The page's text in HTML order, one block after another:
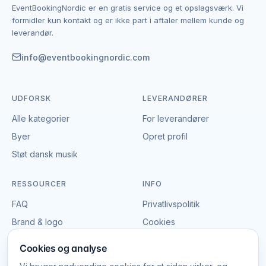
en åben portal – vi tager hverken gebyr eller
provision, og du laver aftalen på egne vilkår. Det
leverancen og indgå en aftale, der passer til både
EventBookingNordic er en gratis service og et opslagsværk. Vi
formidler kun kontakt og er ikke part i aftaler mellem kunde og
leverandør.
info@eventbookingnordic.com
UDFORSK
Alle kategorier
Byer
Støt dansk musik
LEVERANDØRER
For leverandører
Opret profil
RESSOURCER
FAQ
Brand & logo
INFO
Privatlivspolitik
Cookies
Cookies og analyse